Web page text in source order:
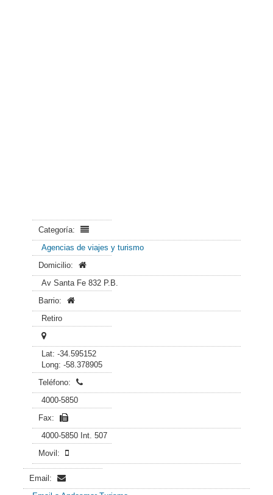
Categoría:
Agencias de viajes y turismo
Domicilio:
Av Santa Fe 832 P.B.
Barrio:
Retiro
Lat: -34.595152
Long: -58.378905
Teléfono:
4000-5850
Fax:
4000-5850 Int. 507
Movil:
Email: